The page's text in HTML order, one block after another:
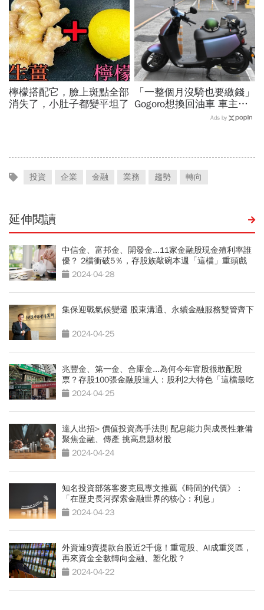
檸檬搭配它，臉上斑點全部
消失了，小肚子都變平坦了
「一整個月沒騎也要繳錢」
Gogoro想換回油車 車主
爆：右手催越兇...越換不到
Ads by
投資 企業 金融 業務 趨勢 轉向
延伸閱讀
中信金、富邦金、開發金...11家金融股現金殖利率誰
優？ 2檔衝破5％，存股族敲碗本週「這檔」重頭戲
2024-04-28
集保迎戰氣候變遷 股東溝通、永續金融服務雙管齊下
2024-04-25
兆豐金、第一金、合庫金...為何今年官股很敢配股
票？存股100張金融股達人：股利2大特色「這檔最吃
驚」2024-04-25
達人出招> 價值投資高手法則 配息能力與成長性兼備
聚焦金融、傳產 挑高息題材股
2024-04-24
知名投資部落客麥克風專文推薦《時間的代價》：
「在歷史長河探索金融世界的核心：利息」
2024-04-23
外資連9賣提款台股近2千億！重電股、AI成重災區，
再來資金全數轉向金融、塑化股？
2024-04-22